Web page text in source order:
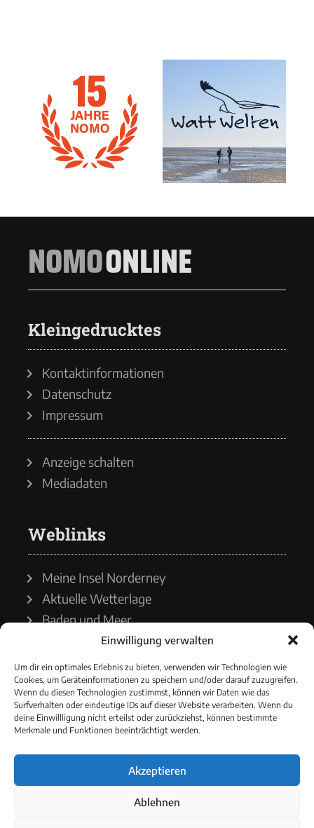
Einwilligung verwalten
Um dir ein optimales Erlebnis zu bieten, verwenden wir Technologien wie
Cookies, um Geräteinformationen zu speichern und/oder darauf zuzugreifen.
Wenn du diesen Technologien zustimmst, können wir Daten wie das
Surfverhalten oder eindeutige IDs auf dieser Website verarbeiten. Wenn du
deine Einwillligung nicht erteilst oder zurückziehst, können bestimmte
Merkmale und Funktionen beeinträchtigt werden.
Akzeptieren
Ablehnen
NOMOONLINE
Kleingedrucktes
Kontaktinformationen
Datenschutz
Impressum
Anzeige schalten
Mediadaten
Weblinks
Meine Insel Norderney
Aktuelle Wetterlage
Baden und Meer
Wetterdienst
Wasserstände
Schiffsverkehr